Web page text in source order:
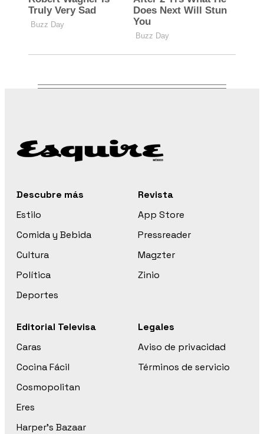
Descubre más
Estilo
Comida y Bebida
Cultura
Política
Deportes
Revista
App Store
Pressreader
Magzter
Zinio
Editorial Televisa
Caras
Cocina Fácil
Cosmopolitan
Eres
Harper’s Bazaar
Legales
Aviso de privacidad
Términos de servicio